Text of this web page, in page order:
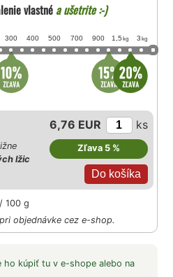
vlastnéa ušetrite :-)
300 400 500 700 900 1,5 kg 3 kg
6,76 EUR ks
Zľava 5 %
lžic
100 g
objednávke cez e-shop.
ho kúpiť tu v e-shope alebo na